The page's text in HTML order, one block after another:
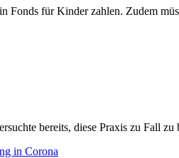
für Kinder zahlen. Zudem
bereits, diese Praxis zu Fall
in Corona